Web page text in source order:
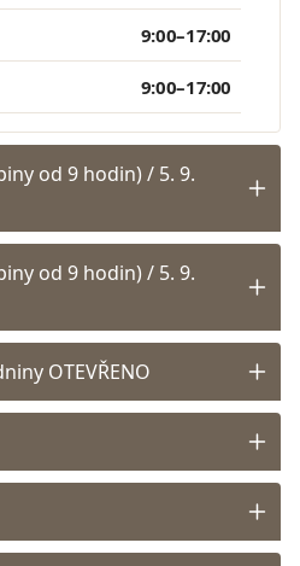
9:00–17:00
9:00–17:00
od 9 hodin) / 5. 9.
od 9 hodin) / 5. 9.
OTEVŘENO